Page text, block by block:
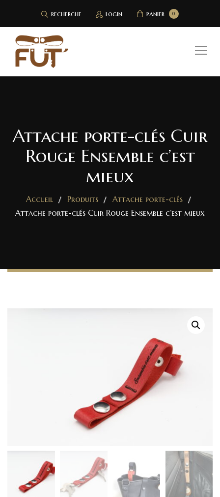
recherche login 0
panier
Attache porte-clés Cuir
Rouge Ensemble c’est
mieux
Accueil Produits
Attache porte-clés
Attache porte-clés Cuir Rouge Ensemble c’est mieux